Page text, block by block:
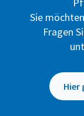
Sie
Fragen
Hier